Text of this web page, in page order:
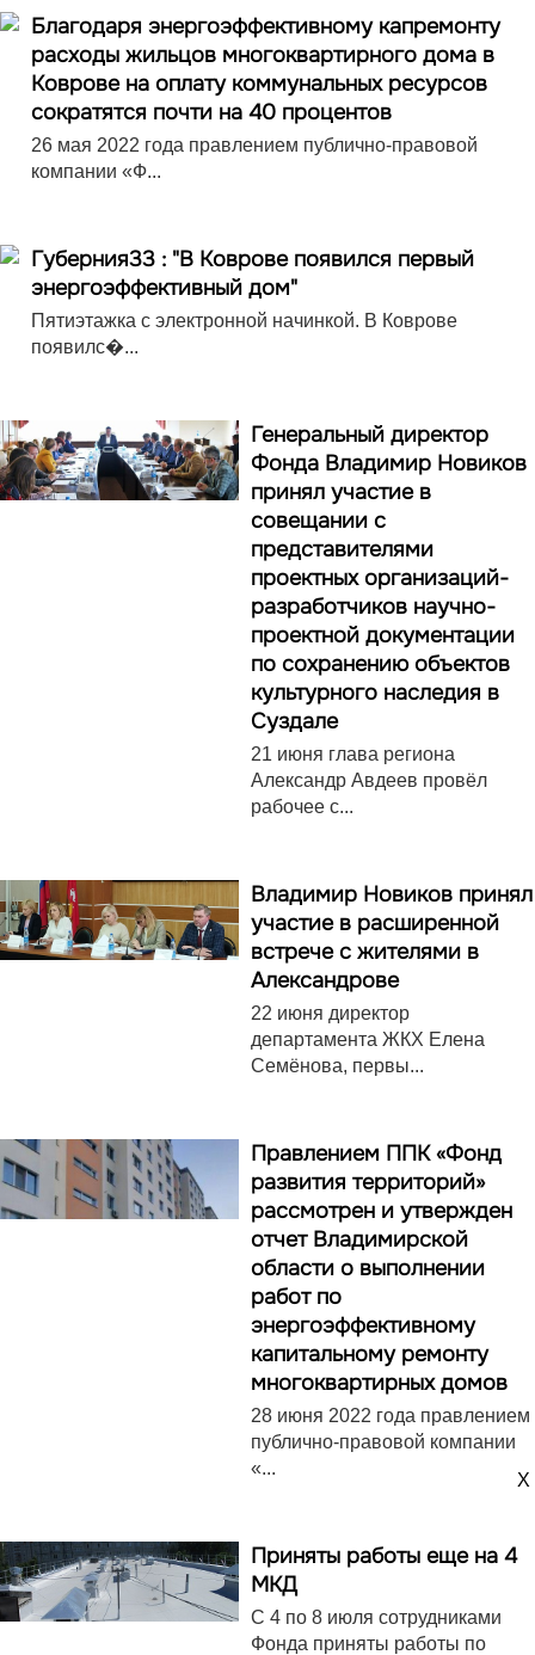
X
Благодаря энергоэффективному капремонту
расходы жильцов многоквартирного дома в
Коврове на оплату коммунальных ресурсов
сократятся почти на 40 процентов
26 мая 2022 года правлением публично-правовой
компании «Ф...
Губерния33 : "В Коврове появился первый
энергоэффективный дом"
Пятиэтажка с электронной начинкой. В Коврове
появилс�...
Генеральный директор
Фонда Владимир Новиков
принял участие в
совещании с
представителями
проектных организаций-
разработчиков научно-
проектной документации
по сохранению объектов
культурного наследия в
Суздале
21 июня глава региона
Александр Авдеев провёл
рабочее с...
Владимир Новиков принял
участие в расширенной
встрече с жителями в
Александрове
22 июня директор
департамента ЖКХ Елена
Семёнова, первы...
Правлением ППК «Фонд
развития территорий»
рассмотрен и утвержден
отчет Владимирской
области о выполнении
работ по
энергоэффективному
капитальному ремонту
многоквартирных домов
28 июня 2022 года правлением
публично-правовой компании
«...
Приняты работы еще на 4
МКД
С 4 по 8 июля сотрудниками
Фонда приняты работы по